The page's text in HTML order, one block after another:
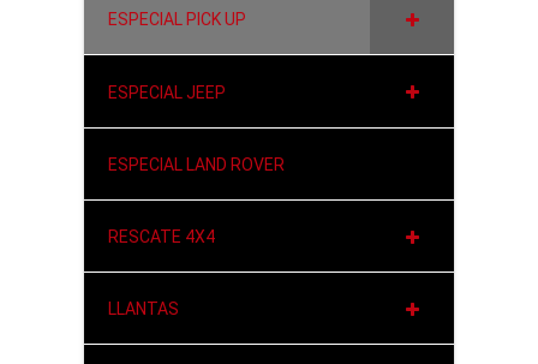
ESPECIAL PICK UP
ESPECIAL JEEP
ESPECIAL LAND ROVER
RESCATE 4X4
LLANTAS